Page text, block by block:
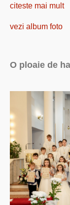
citeste mai mult
vezi album foto
O ploaie de